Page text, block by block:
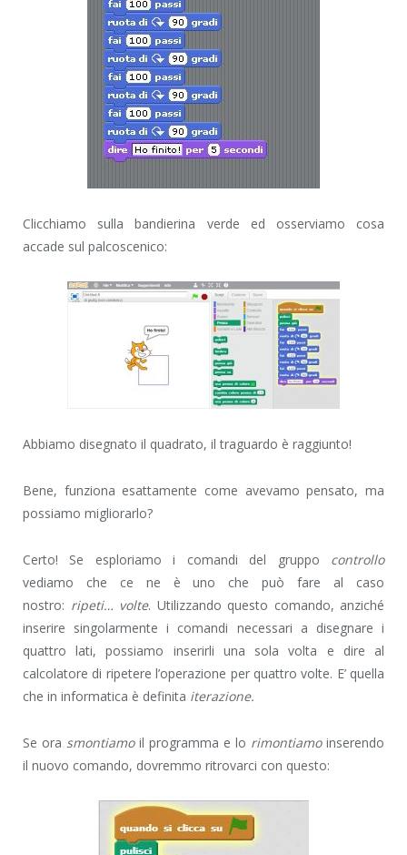
Clicchiamo sulla bandierina verde ed osserviamo cosa
accade sul palcoscenico:
Abbiamo disegnato il quadrato, il traguardo è raggiunto!
Bene, funziona esattamente come avevamo pensato, ma
possiamo migliorarlo?
Certo! Se esploriamo i comandi del gruppo controllo
vediamo che ce ne è uno che può fare al caso
nostro: ripeti… volte. Utilizzando questo comando, anziché
inserire singolarmente i comandi necessari a disegnare i
quattro lati, possiamo inserirli una sola volta e dire al
calcolatore di ripetere l’operazione per quattro volte. E’ quella
che in informatica è definita iterazione.
Se ora smontiamoil programma e lo rimontiamoinserendo
il nuovo comando, dovremmo ritrovarci con questo: